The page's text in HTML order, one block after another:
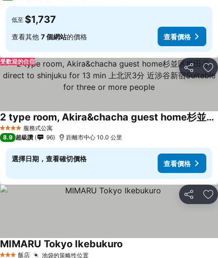
低至 $1,737
查看其他 7 個網站的價格 查看價格
分享 加
受歡迎的住宿
4 星級 服務式公寓
2 type room, Akira&chacha guest home杉並区世田谷direct to shinjuku for 13 min 上北沢3分 近涉谷新宿Suitable for three or more people
8.9 超級讚 96 距離市中心 10.0 公里
選擇日期，查看確切價格
查看價格
分享 加
飯店 池袋的策略性位置
MIMARU Tokyo Ikebukuro